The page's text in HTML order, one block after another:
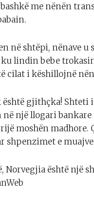
me nënën
në shtëpi, nënave
lindin bebe
cilat i këshillojnë
gjithçka! Shteti
një llogari bankare
moshën madhore.
shpenzimet e muajve
Norvegjia është një